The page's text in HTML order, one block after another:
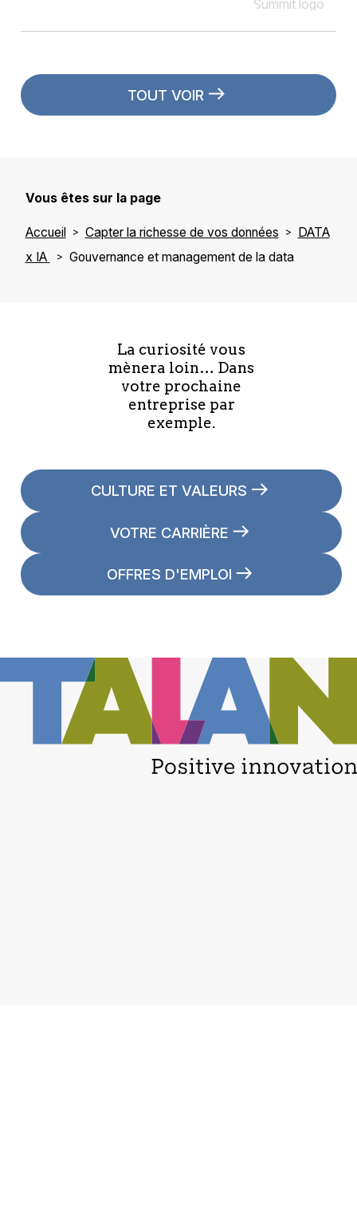
TOUT VOIR
Vous êtes sur la page
Accueil Capter la richesse de vos données
DATA
x IA
Gouvernance et management de la data
La curiosité vous
mènera loin… Dans
votre prochaine
entreprise par
exemple.
CULTURE ET VALEURS
VOTRE CARRIÈRE
OFFRES D'EMPLOI